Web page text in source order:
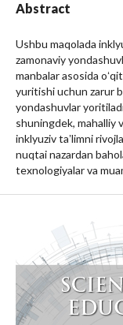
Abstract
Ushbu maqolada
zamonaviy
manbalar asosida
yuritishi uchun zarur
yondashuvlar
shuningdek, mahalliy
inklyuziv taʼlimni
nuqtai nazardan
texnologiyalar va